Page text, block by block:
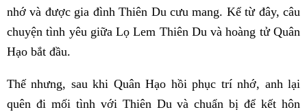
nhớ và được gia đình Thiên Du cưu mang. Kể từ đây, câu
chuyện tình yêu giữa Lọ Lem Thiên Du và hoàng tử Quân
Hạo bắt đầu.
Thế nhưng, sau khi Quân Hạo hồi phục trí nhớ, anh lại
quên đi mối tình với Thiên Du và chuẩn bị để kết hôn